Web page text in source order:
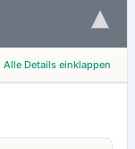
▾
Alle Details einklappen